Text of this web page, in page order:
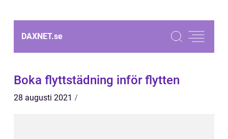
DAXNET.se
Boka flyttstädning inför flytten
28 augusti 2021